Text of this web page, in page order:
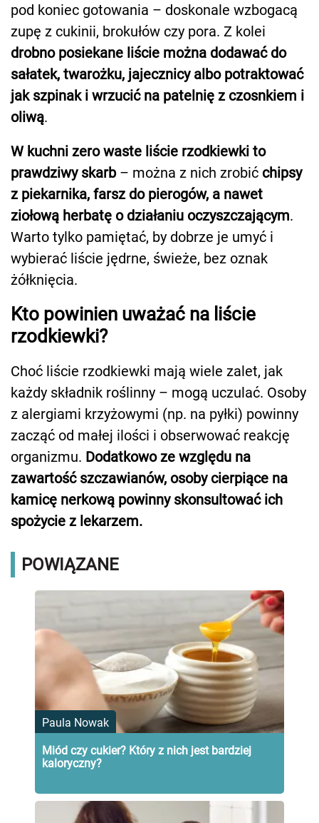
pod koniec gotowania – doskonale wzbogacą
zupę z cukinii, brokułów czy pora. Z kolei
drobno posiekane liście można dodawać do
sałatek, twarożku, jajecznicy albo potraktować
jak szpinak i wrzucić na patelnię z czosnkiem i
oliwą.
W kuchni zero waste liście rzodkiewki to
prawdziwy skarb– można z nich zrobić chipsy
z piekarnika, farsz do pierogów, a nawet
ziołową herbatę o działaniu oczyszczającym.
Warto tylko pamiętać, by dobrze je umyć i
wybierać liście jędrne, świeże, bez oznak
żółknięcia.
Kto powinien uważać na liście
rzodkiewki?
Choć liście rzodkiewki mają wiele zalet, jak
każdy składnik roślinny – mogą uczulać. Osoby
z alergiami krzyżowymi (np. na pyłki) powinny
zacząć od małej ilości i obserwować reakcję
organizmu. Dodatkowo ze względu na
zawartość szczawianów, osoby cierpiące na
kamicę nerkową powinny skonsultować ich
spożycie z lekarzem.
POWIĄZANE
Paula Nowak
Miód czy cukier? Który z nich jest bardziej
kaloryczny?